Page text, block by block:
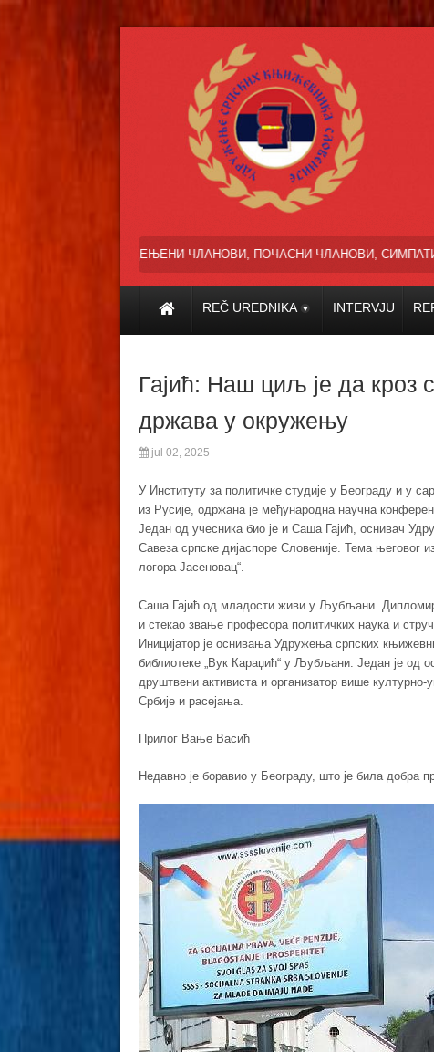
ЦЕЊЕНИ ЧЛАНОВИ, ПОЧАСНИ ЧЛАНОВИ, СИМПАТИЗЕРИ И ПРИЈАТЕЉИ
REČ UREDNIKA INTERVJU
Гајић: Наш циљ је да кроз
држава у окружењу
jul 02, 2025
У Институту за политичке студије у Београду и у
из Русије, одржана је међународна научна
Један од учесника био је и Саша Гајић, оснивач
Савеза српске дијаспоре Словеније. Тема његовог
логора Јасеновац“.
Саша Гајић од младости живи у Љубљани.
и стекао звање професора политичких наука и
Иницијатор је оснивања Удружења српских
библиотеке „Вук Караџић“ у Љубљани. Један је од
друштвени активиста и организатор више
Србије и расејања.
Прилог Вање Васић
Недавно је боравио у Београду, што је била добра